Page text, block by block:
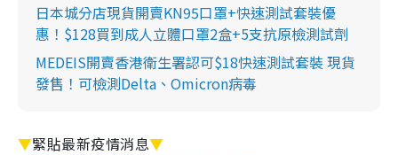
日本城分店現貨開賣KN95口罩+快速測試套裝優
惠！$128買到成人立體口罩2盒+5支抗原檢測試劑
MEDEIS開賣香港衛生署認可$18快速測試套裝 現貨
發售！可檢測Delta、Omicron病毒
▼緊貼最新疫情消息▼